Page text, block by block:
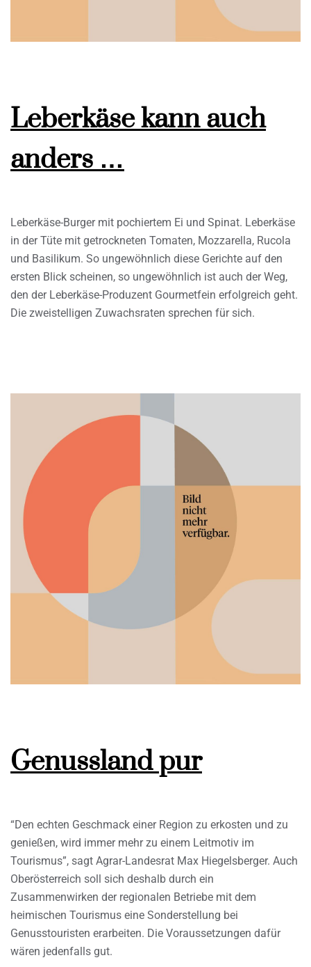
Leberkäse kann auch
anders …
Leberkäse-Burger mit pochiertem Ei und Spinat. Leberkäse
in der Tüte mit getrockneten Tomaten, Mozzarella, Rucola
und Basilikum. So ungewöhnlich diese Gerichte auf den
ersten Blick scheinen, so ungewöhnlich ist auch der Weg,
den der Leberkäse-Produzent Gourmetfein erfolgreich geht.
Die zweistelligen Zuwachsraten sprechen für sich.
Genussland pur
“Den echten Geschmack einer Region zu erkosten und zu
genießen, wird immer mehr zu einem Leitmotiv im
Tourismus”, sagt Agrar-Landesrat Max Hiegelsberger. Auch
Oberösterreich soll sich deshalb durch ein
Zusammenwirken der regionalen Betriebe mit dem
heimischen Tourismus eine Sonderstellung bei
Genusstouristen erarbeiten. Die Voraussetzungen dafür
wären jedenfalls gut.